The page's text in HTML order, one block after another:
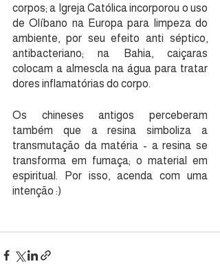
corpos; a Igreja Católica incorporou o uso
de Olíbano na Europa para limpeza do
ambiente, por seu efeito anti séptico,
antibacteriano; na Bahia, caiçaras
colocam a almescla na água para tratar
dores inflamatórias do corpo.
Os chineses antigos perceberam
também que a resina simboliza a
transmutação da matéria - a resina se
transforma em fumaça; o material em
espiritual. Por isso, acenda com uma
intenção :)